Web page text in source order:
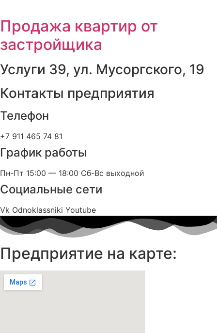
Продажа квартир от
застройщика
Услуги 39, ул. Мусоргского, 19
Контакты предприятия
Телефон
+7 911 465 74 81
График работы
Пн-Пт 15:00 — 18:00 Сб-Вс выходной
Социальные сети
Vk Odnoklassniki Youtube
Предприятие на карте: